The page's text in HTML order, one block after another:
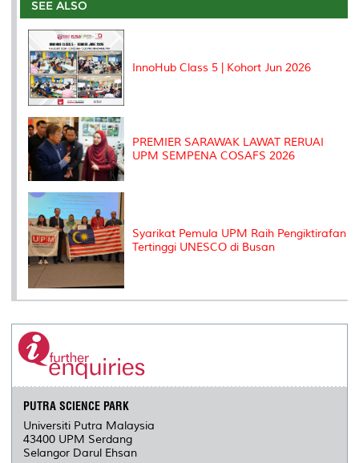
o
o
k
r
I
n
e
SEE ALSO
InnoHub Class 5 | Kohort Jun 2026
PREMIER SARAWAK LAWAT RERUAI
UPM SEMPENA COSAFS 2026
Syarikat Pemula UPM Raih Pengiktirafan
Tertinggi UNESCO di Busan
PUTRA SCIENCE PARK
Universiti Putra Malaysia
43400 UPM Serdang
Selangor Darul Ehsan